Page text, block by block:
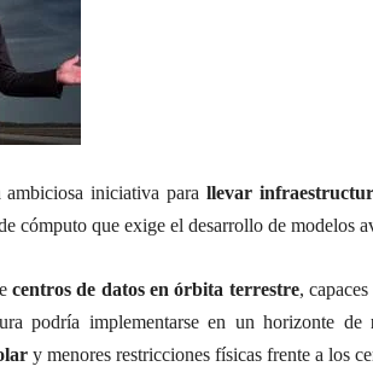
iniciativa parallevar
cómputo que exige el desarrollo de modelos
centros de datos en órbita terrestre,
podría implementarse en un horizonte de
y menores restricciones físicas frente a los